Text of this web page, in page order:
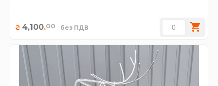
₴ 4,100.00 без ПДВ